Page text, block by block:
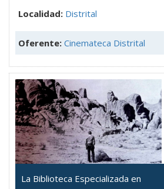
Localidad: Distrital
Oferente: Cinemateca Distrital
La Biblioteca Especializada en